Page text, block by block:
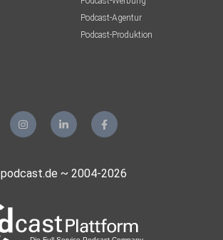
Podcast-Agentur
Podcast-Produktion
podcast.de ~ 2004-2026